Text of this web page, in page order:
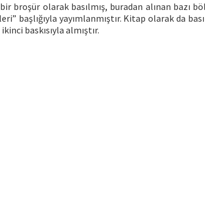
broşür olarak basılmış, buradan alınan bazı
başlığıyla yayımlanmıştır. Kitap olarak da
baskısıyla almıştır.